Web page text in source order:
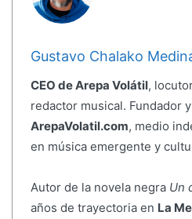
Gustavo Chalako
CEO de Arepa Volátil,
redactor musical. Fundador
ArepaVolatil.com, medio
en música emergente y
Autor de la novela negra Un
años de trayectoria en La